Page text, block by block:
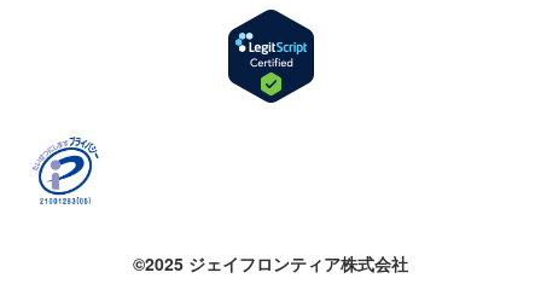
©2025 ジェイフロンティア株式会社